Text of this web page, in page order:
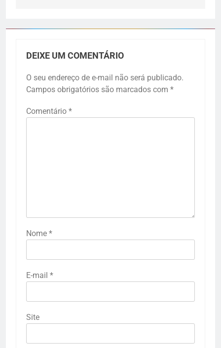
DEIXE UM COMENTÁRIO
O seu endereço de e-mail não será publicado.
Campos obrigatórios são marcados com *
Comentário *
Nome *
E-mail *
Site